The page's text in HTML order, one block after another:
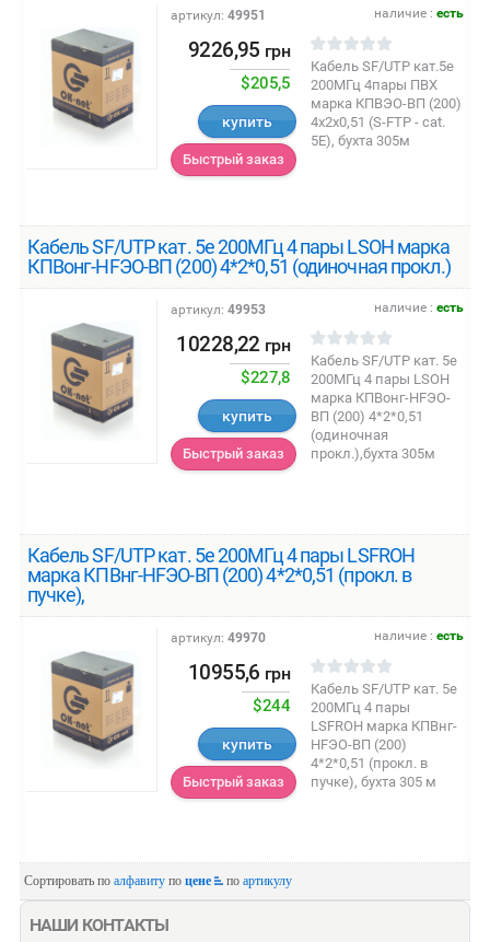
наличие :есть
артикул: 49951
9226,95 грн
$205,5
купить
Быстрый заказ
Кабель SF/UTP кат.5е
200МГц 4пары ПВХ
марка КПВЭО-ВП (200)
4х2х0,51 (S-FTP - сat.
5E), бухта 305м
Кабель SF/UTP кат. 5е 200МГц 4 пары LSОH марка
КПВонг-HFЭО-ВП (200) 4*2*0,51 (одиночная прокл.)
наличие :есть
артикул: 49953
10228,22 грн
$227,8
купить
Быстрый заказ
Кабель SF/UTP кат. 5е
200МГц 4 пары LSОH
марка КПВонг-HFЭО-
ВП (200) 4*2*0,51
(одиночная
прокл.),бухта 305м
Кабель SF/UTP кат. 5е 200МГц 4 пары LSFROH
марка КПВнг-HFЭО-ВП (200) 4*2*0,51 (прокл. в
пучке),
наличие :есть
артикул: 49970
10955,6 грн
$244
купить
Быстрый заказ
Кабель SF/UTP кат. 5е
200МГц 4 пары
LSFROH марка КПВнг-
HFЭО-ВП (200)
4*2*0,51 (прокл. в
пучке), бухта 305 м
Сортировать поалфавиту поцене поартикулу
НАШИ КОНТАКТЫ